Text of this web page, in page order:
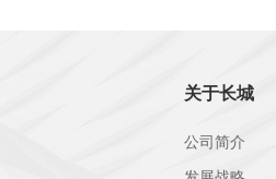
关于长城
公司简介